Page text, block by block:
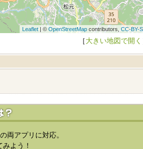
Leaflet| © OpenStreetMapcontributors, CC-BY-
［大きい地図で開く
両アプリに対応。
よう！